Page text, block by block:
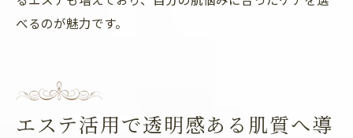
べるのが魅力です。
エステ活用で透明感ある肌質へ導